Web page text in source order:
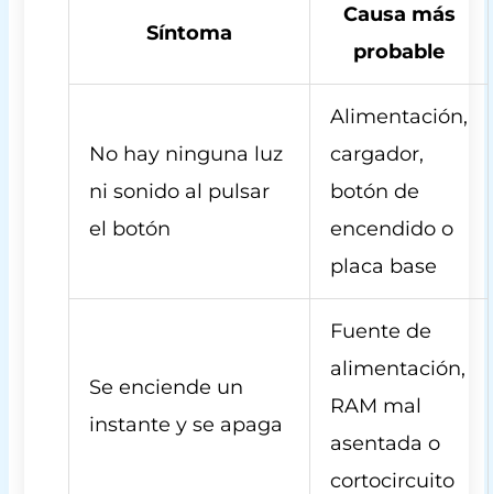
Síntoma
Causa más
probable
No hay ninguna luz
ni sonido al pulsar
el botón
Alimentación,
cargador,
botón de
encendido o
placa base
Se enciende un
instante y se apaga
Fuente de
alimentación,
RAM mal
asentada o
cortocircuito